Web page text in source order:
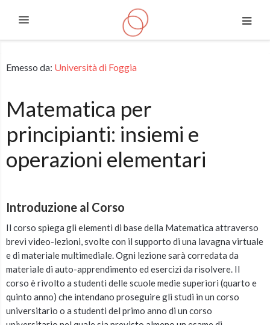
Espandi
Emesso da: Università di Foggia
Matematica per
principianti: insiemi e
operazioni elementari
Introduzione al Corso
Il corso spiega gli elementi di base della Matematica attraverso
brevi video-lezioni, svolte con il supporto di una lavagna virtuale
e di materiale multimediale. Ogni lezione sarà corredata da
materiale di auto-apprendimento ed esercizi da risolvere. Il
corso è rivolto a studenti delle scuole medie superiori (quarto e
quinto anno) che intendano proseguire gli studi in un corso
universitario o a studenti del primo anno di un corso